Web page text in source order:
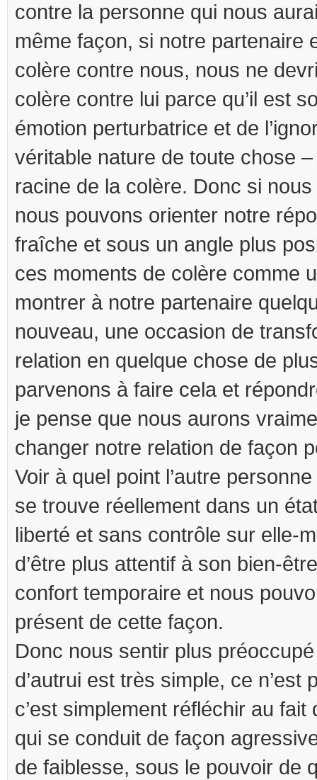
contre la personne qui nous
même façon, si notre partenaire
colère contre nous, nous ne
colère contre lui parce qu’il est
émotion perturbatrice et de
véritable nature de toute chose
racine de la colère. Donc si
nous pouvons orienter notre
fraîche et sous un angle plus
ces moments de colère comme
montrer à notre partenaire
nouveau, une occasion de
relation en quelque chose de
parvenons à faire cela et
je pense que nous aurons
changer notre relation de façon
Voir à quel point l’autre
se trouve réellement dans un
liberté et sans contrôle sur elle-
d’être plus attentif à son bien-
confort temporaire et nous
présent de cette façon.
Donc nous sentir plus
d’autrui est très simple, ce n’est
c’est simplement réfléchir au fait
qui se conduit de façon
de faiblesse, sous le pouvoir de